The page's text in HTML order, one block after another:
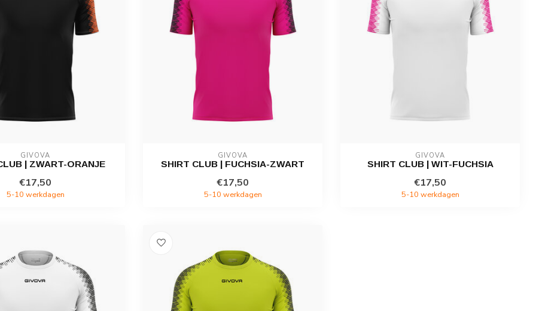
GIVOVA
| ZWART-ORANJE
€17,50
5-10 werkdagen
GIVOVA
SHIRT CLUB | FUCHSIA-ZWART
€17,50
5-10 werkdagen
GIVOVA
SHIRT CLUB | WIT-FUCHSIA
€17,50
5-10 werkdagen